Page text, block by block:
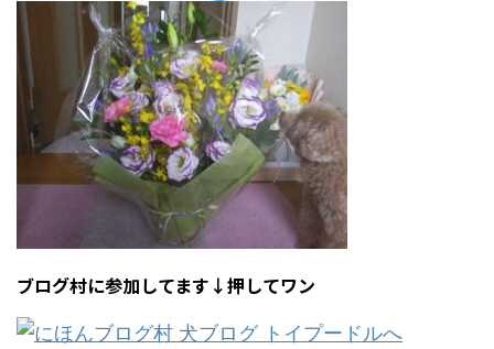
ブログ村に参加してます↓押してワン